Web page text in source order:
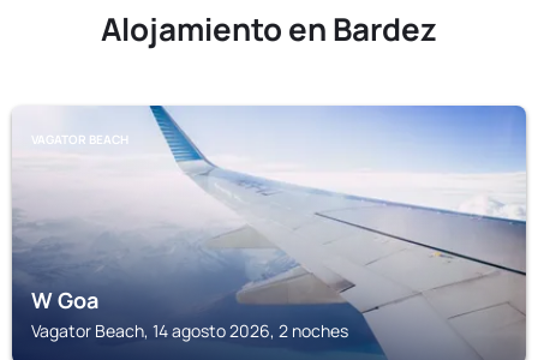
Alojamiento en Bardez
VAGATOR BEACH
W Goa
Vagator Beach, 14 agosto 2026, 2 noches